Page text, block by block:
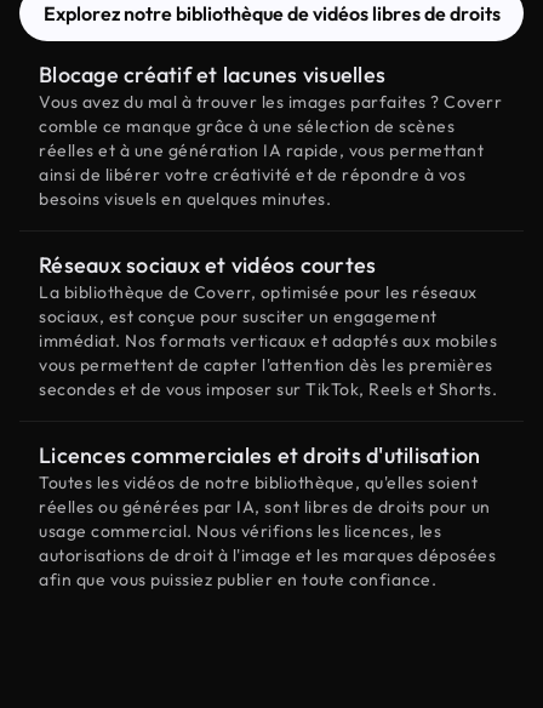
Explorez notre bibliothèque de vidéos libres de droits
Blocage créatif et lacunes visuelles
Vous avez du mal à trouver les images parfaites ? Coverr
comble ce manque grâce à une sélection de scènes
réelles et à une génération IA rapide, vous permettant
ainsi de libérer votre créativité et de répondre à vos
besoins visuels en quelques minutes.
Réseaux sociaux et vidéos courtes
La bibliothèque de Coverr, optimisée pour les réseaux
sociaux, est conçue pour susciter un engagement
immédiat. Nos formats verticaux et adaptés aux mobiles
vous permettent de capter l'attention dès les premières
secondes et de vous imposer sur TikTok, Reels et Shorts.
Licences commerciales et droits d'utilisation
Toutes les vidéos de notre bibliothèque, qu'elles soient
réelles ou générées par IA, sont libres de droits pour un
usage commercial. Nous vérifions les licences, les
autorisations de droit à l'image et les marques déposées
afin que vous puissiez publier en toute confiance.